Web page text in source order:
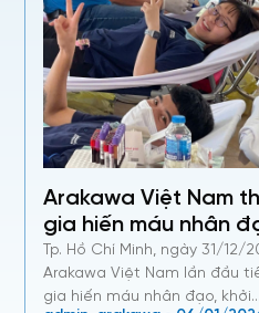
Arakawa Việt Nam
gia hiến máu nhân
đầu tiên
Tp. Hồ Chí Minh, ngày 31/12/
Arakawa Việt Nam lần đầu
gia hiến máu nhân đạo, khởi…